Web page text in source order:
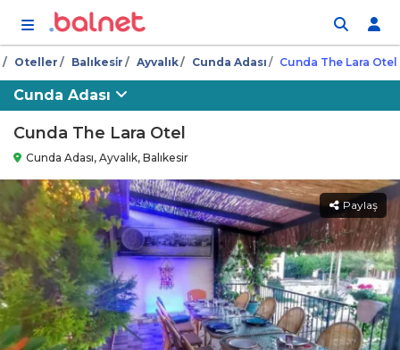
Oteller Balıkesi̇r Ayvalık Cunda Adası Cunda The Lara Otel
Cunda Adası
Cunda The Lara Otel
Cunda Adası, Ayvalık, Balıkesir
Paylaş